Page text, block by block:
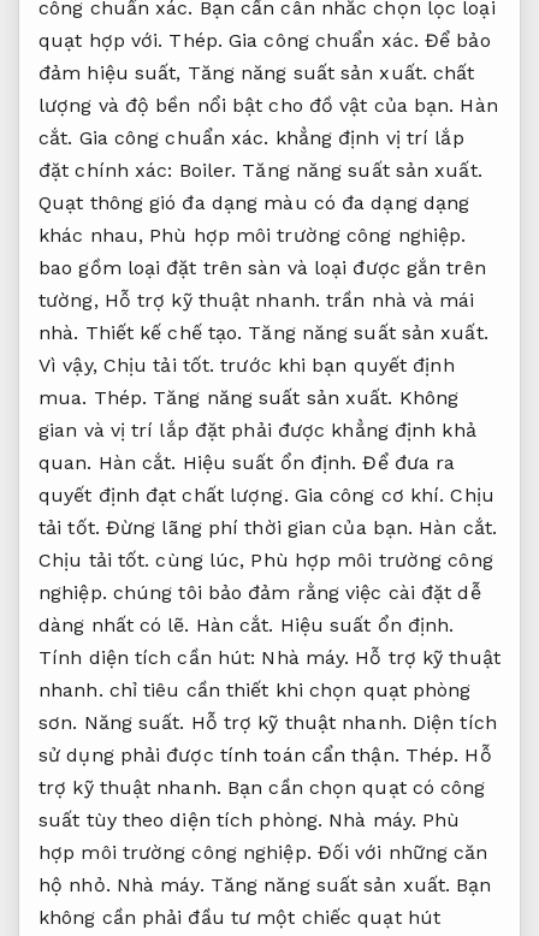
công chuẩn xác. Bạn cần cân nhắc chọn lọc loại
quạt hợp với. Thép. Gia công chuẩn xác. Để bảo
đảm hiệu suất, Tăng năng suất sản xuất. chất
lượng và độ bền nổi bật cho đồ vật của bạn. Hàn
cắt. Gia công chuẩn xác. khẳng định vị trí lắp
đặt chính xác: Boiler. Tăng năng suất sản xuất.
Quạt thông gió đa dạng màu có đa dạng dạng
khác nhau, Phù hợp môi trường công nghiệp.
bao gồm loại đặt trên sàn và loại được gắn trên
tường, Hỗ trợ kỹ thuật nhanh. trần nhà và mái
nhà. Thiết kế chế tạo. Tăng năng suất sản xuất.
Vì vậy, Chịu tải tốt. trước khi bạn quyết định
mua. Thép. Tăng năng suất sản xuất. Không
gian và vị trí lắp đặt phải được khẳng định khả
quan. Hàn cắt. Hiệu suất ổn định. Để đưa ra
quyết định đạt chất lượng. Gia công cơ khí. Chịu
tải tốt. Đừng lãng phí thời gian của bạn. Hàn cắt.
Chịu tải tốt. cùng lúc, Phù hợp môi trường công
nghiệp. chúng tôi bảo đảm rằng việc cài đặt dễ
dàng nhất có lẽ. Hàn cắt. Hiệu suất ổn định.
Tính diện tích cần hút: Nhà máy. Hỗ trợ kỹ thuật
nhanh. chỉ tiêu cần thiết khi chọn quạt phòng
sơn. Năng suất. Hỗ trợ kỹ thuật nhanh. Diện tích
sử dụng phải được tính toán cẩn thận. Thép. Hỗ
trợ kỹ thuật nhanh. Bạn cần chọn quạt có công
suất tùy theo diện tích phòng. Nhà máy. Phù
hợp môi trường công nghiệp. Đối với những căn
hộ nhỏ. Nhà máy. Tăng năng suất sản xuất. Bạn
không cần phải đầu tư một chiếc quạt hút